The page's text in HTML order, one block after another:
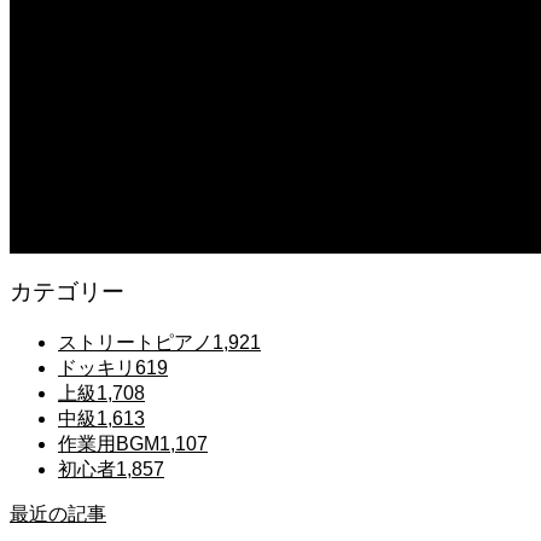
カテゴリー
ストリートピアノ 1,921
ドッキリ 619
上級1,708
中級1,613
作業用BGM1,107
初心者1,857
最近の記事